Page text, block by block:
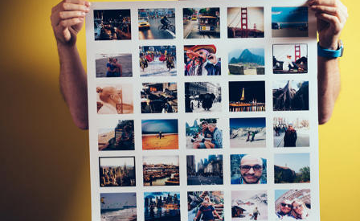
Ваш город:
Ваш регион доставки
Выберите из списка: